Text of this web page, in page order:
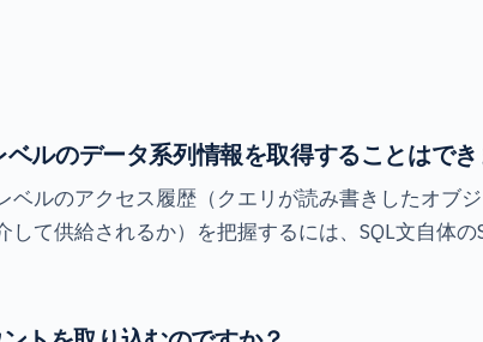
ルのデータ系列情報を取得することはでき
ルのアクセス履歴（クエリが読み書きしたオブ
て供給されるか）を把握するには、SQL文自体の